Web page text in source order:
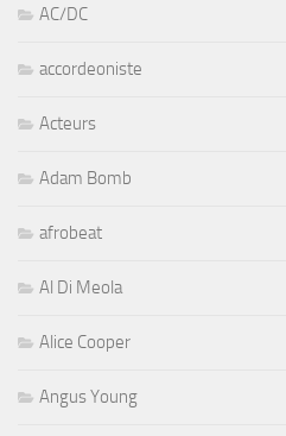
AC/DC
accordeoniste
Acteurs
Adam Bomb
afrobeat
Al Di Meola
Alice Cooper
Angus Young